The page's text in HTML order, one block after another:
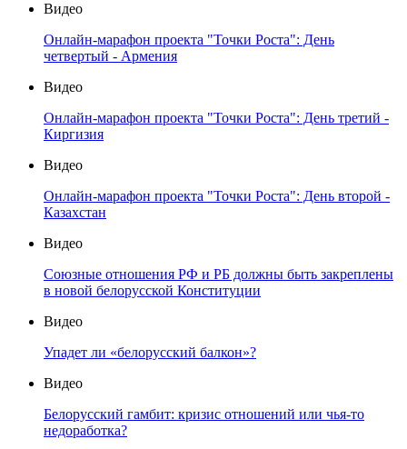
Видео
Онлайн-марафон проекта "Точки Роста": День
четвертый - Армения
Видео
Онлайн-марафон проекта "Точки Роста": День третий -
Киргизия
Видео
Онлайн-марафон проекта "Точки Роста": День второй -
Казахстан
Видео
Союзные отношения РФ и РБ должны быть закреплены
в новой белорусской Конституции
Видео
Упадет ли «белорусский балкон»?
Видео
Белорусский гамбит: кризис отношений или чья-то
недоработка?